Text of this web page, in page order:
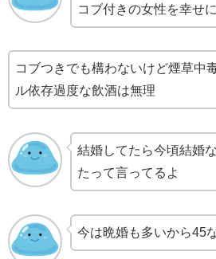
コブ付きの女性を幸せ
コブつきでも構わないけど煙草中
ル依存過度な飲酒は無理
結婚してたら今頃結婚
たって言ってるよ
今は晩婚も多いから45